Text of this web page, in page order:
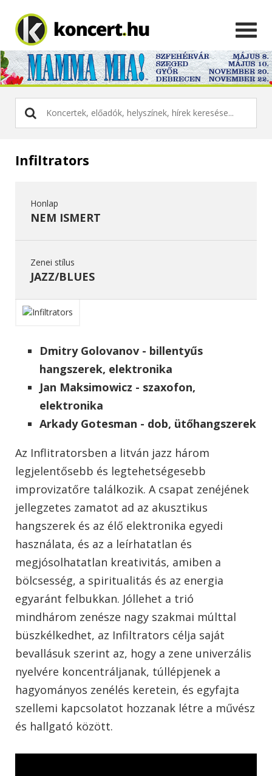
Infiltrators
Honlap
NEM ISMERT
Zenei stílus
JAZZ/BLUES
Dmitry Golovanov - billentyűs
hangszerek, elektronika
Jan Maksimowicz - szaxofon,
elektronika
Arkady Gotesman - dob, ütőhangszerek
Az Inflitratorsben a litván jazz három
legjelentősebb és legtehetségesebb
improvizatőre találkozik. A csapat zenéjének
jellegzetes zamatot ad az akusztikus
hangszerek és az élő elektronika egyedi
használata, és az a leírhatatlan és
megjósolhatatlan kreativitás, amiben a
bölcsesség, a spiritualitás és az energia
egyaránt felbukkan. Jóllehet a trió
mindhárom zenésze nagy szakmai múlttal
büszkélkedhet, az Infiltrators célja saját
bevallásuk szerint az, hogy a zene univerzális
nyelvére koncentráljanak, túllépjenek a
hagyományos zenélés keretein, és egyfajta
szellemi kapcsolatot hozzanak létre a művész
és hallgató között.